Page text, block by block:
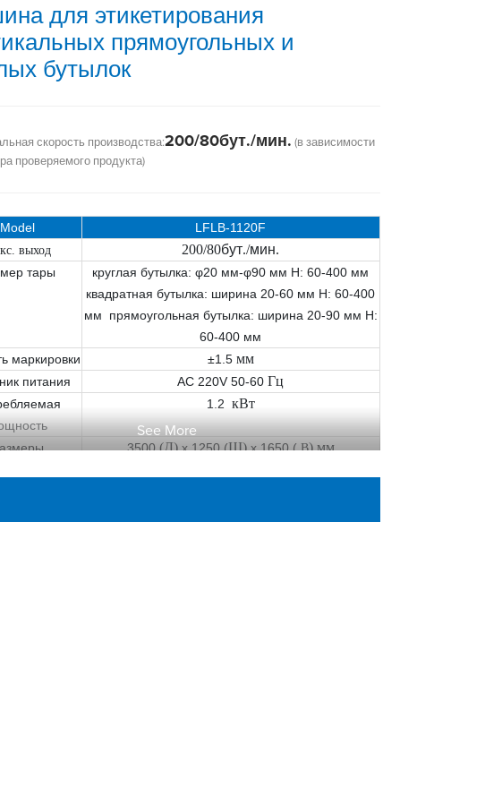
для этикетирования
прямоугольных и
бутылок
скорость производства:200/80бут./мин. (в зависимости
проверяемого продукта)
Model LFLB-1120F
выход 200/80бут./мин.
тары
круглая бутылка: φ20 мм-φ90 мм H: 60-400 мм
квадратная бутылка: ширина 20-60 мм H: 60-400
мм прямоугольная бутылка: ширина 20-90 мм H:
60-400 мм
маркировки
±1.5 мм
питания AC 220V 50-60Гц
1.2 кВт
3500(Д)x 1250(Ш)x 1650( В)мм
See More